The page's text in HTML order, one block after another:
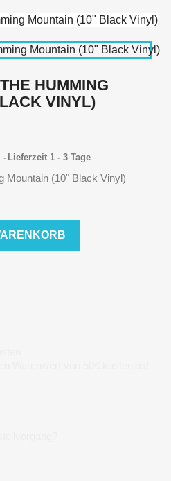
HUMMING
VINYL)
Lieferzeit 1 - 3 Tage
Mountain (10" Black Vinyl)